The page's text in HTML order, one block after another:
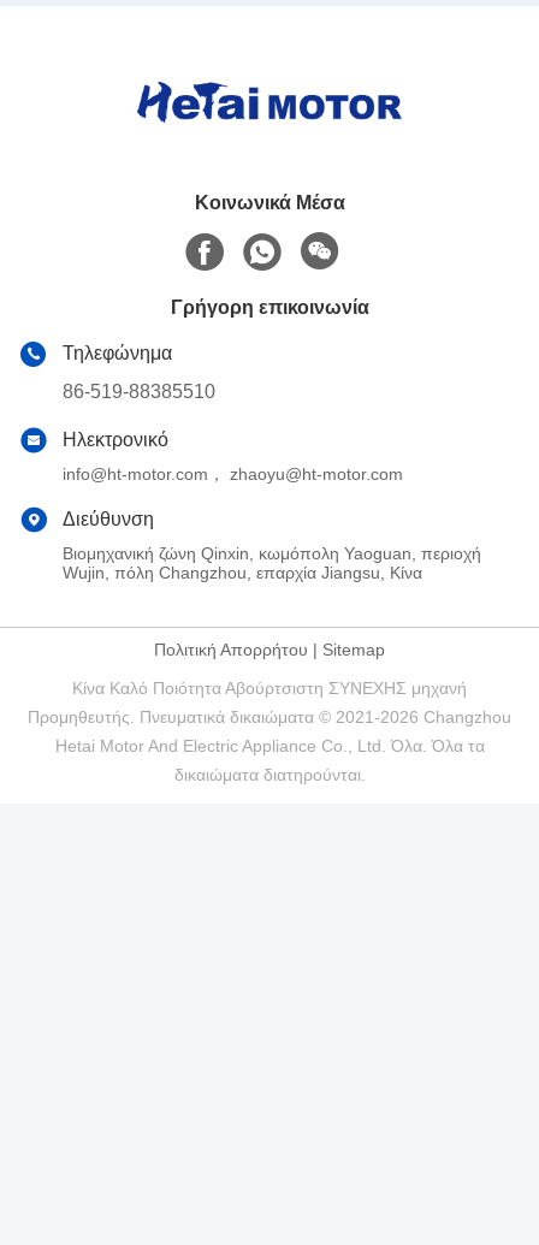
Κοινωνικά Μέσα
Γρήγορη επικοινωνία
Τηλεφώνημα
86-519-88385510
Ηλεκτρονικό
info@ht-motor.com， zhaoyu@ht-motor.com
Διεύθυνση
Βιομηχανική ζώνη Qinxin, κωμόπολη Yaoguan, περιοχή
Wujin, πόλη Changzhou, επαρχία Jiangsu, Κίνα
Πολιτική Απορρήτου | Sitemap
Κίνα Καλό Ποιότητα Αβούρτσιστη ΣΥΝΕΧΗΣ μηχανή
Προμηθευτής. Πνευματικά δικαιώματα © 2021-2026 Changzhou
Hetai Motor And Electric Appliance Co., Ltd. Όλα. Όλα τα
δικαιώματα διατηρούνται.